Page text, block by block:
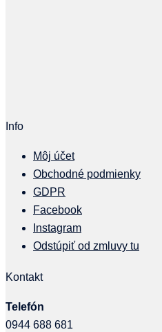
Info
Môj účet
Obchodné podmienky
GDPR
Facebook
Instagram
Odstúpiť od zmluvy tu
Kontakt
Telefón
0944 688 681